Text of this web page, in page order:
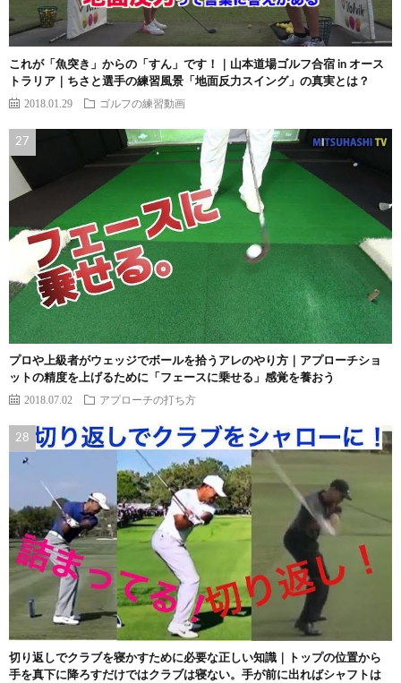
これが「魚突き」からの「すん」です！｜山本道場ゴルフ合宿 in オース
トラリア｜ちさと選手の練習風景「地面反力スイング」の真実とは？
2018.01.29 ゴルフの練習動画
プロや上級者がウェッジでボールを拾うアレのやり方｜アプローチショ
ットの精度を上げるために「フェースに乗せる」感覚を養おう
2018.07.02 アプローチの打ち方
切り返しでクラブを寝かすために必要な正しい知識｜トップの位置から
手を真下に降ろすだけではクラブは寝ない。手が前に出ればシャフトは